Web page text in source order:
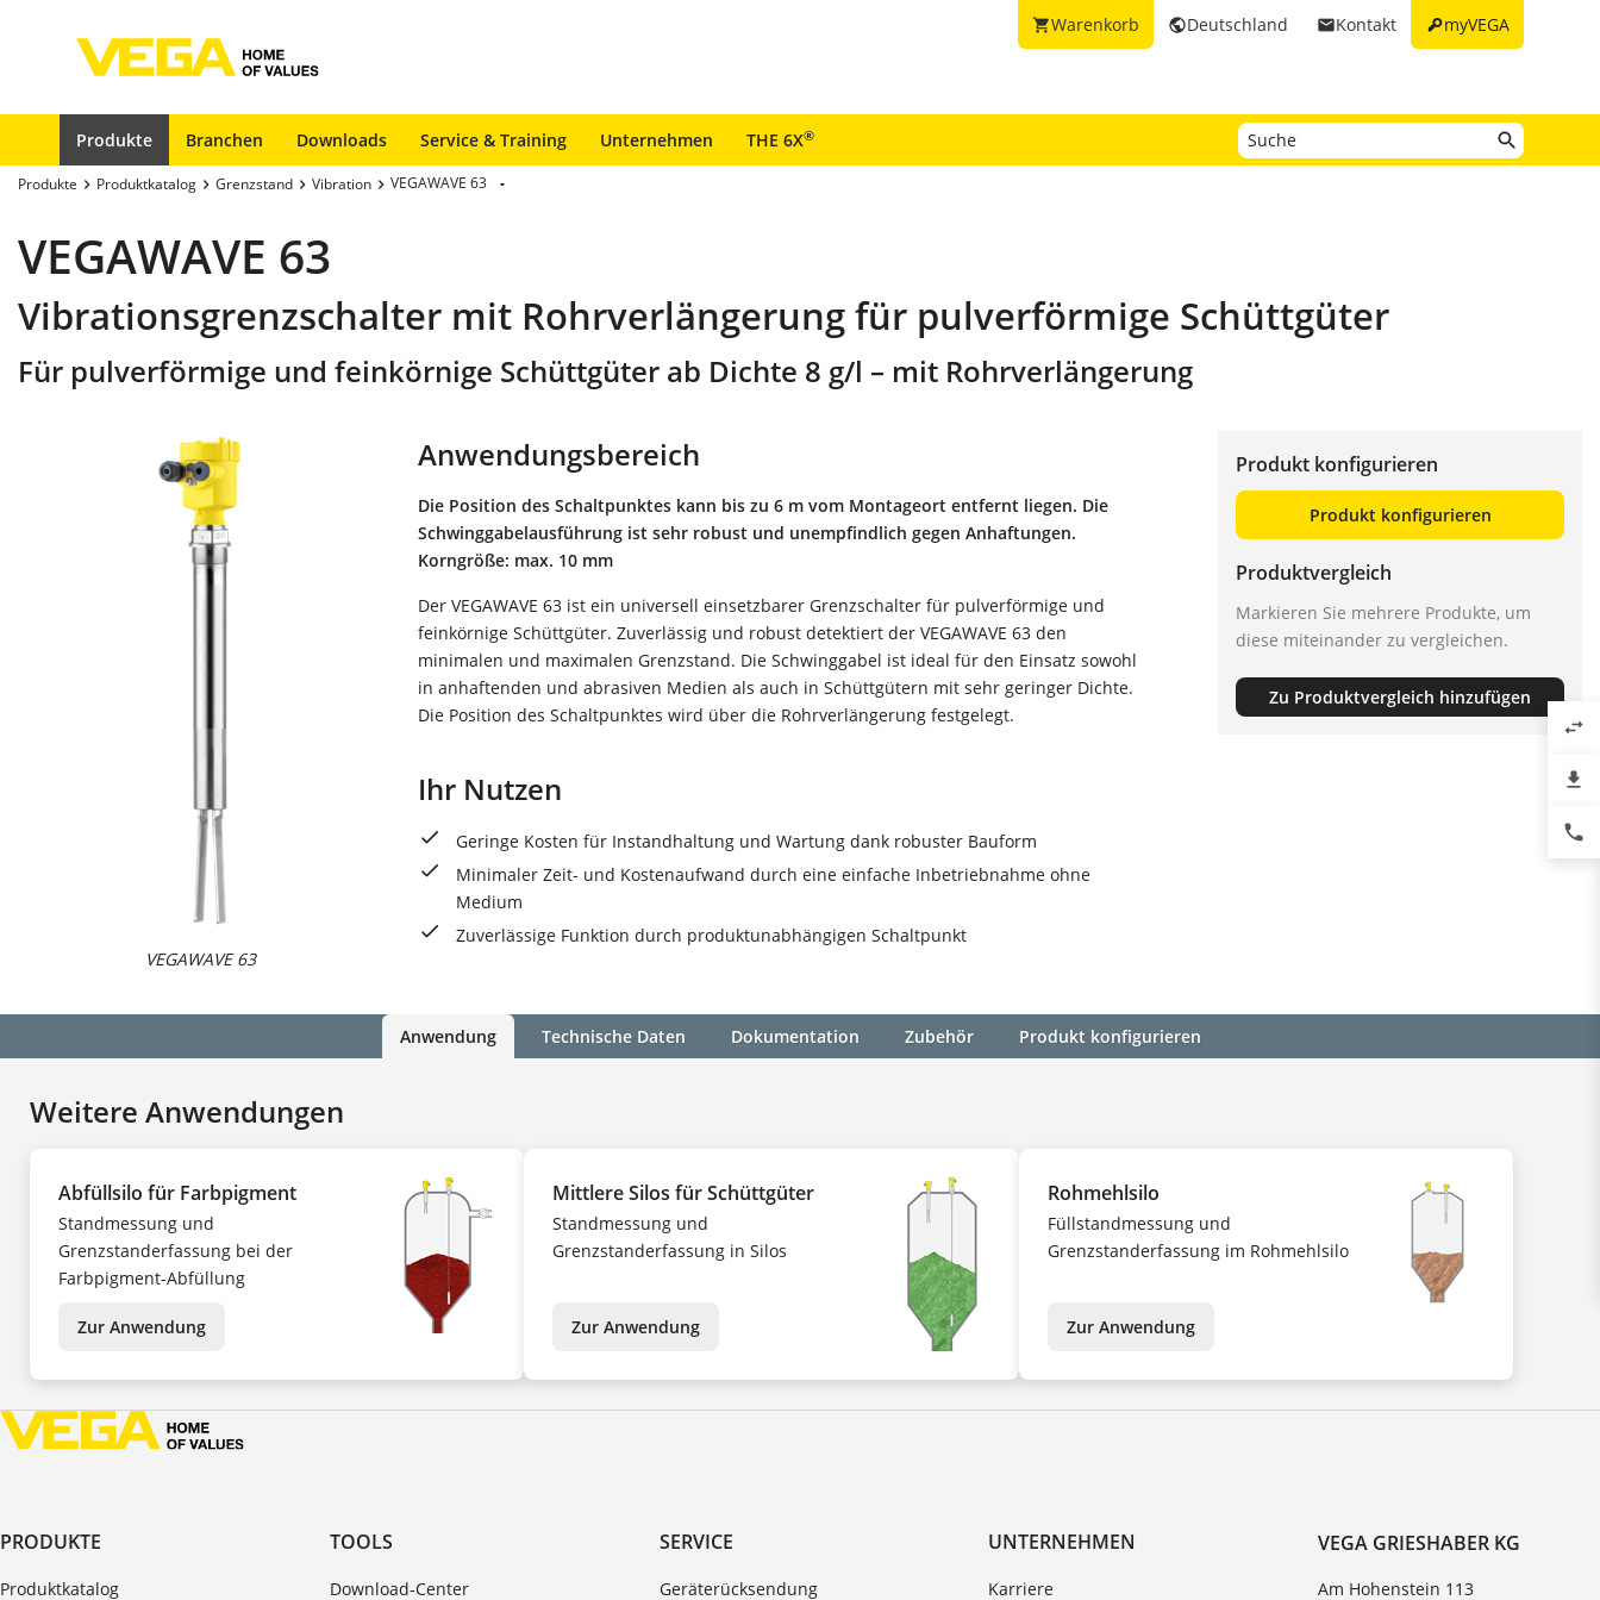
keymyVEGA
emailKontakt
publicDeutschland
shopping_cartWarenkorb
Produkte Branchen Downloads Service & Training Unternehmen THE 6X®
Produkte Produktkatalog Grenzstand Vibration VEGAWAVE 63
VEGAWAVE 63
Vibrationsgrenzschalter mit Rohrverlängerung für pulverförmige Schüttgüter
Für pulverförmige und feinkörnige Schüttgüter ab Dichte 8 g/l – mit Rohrverlängerung
VEGAWAVE 63
Anwendungsbereich
Die Position des Schaltpunktes kann bis zu 6 m vom Montageort entfernt liegen. Die
Schwinggabelausführung ist sehr robust und unempfindlich gegen Anhaftungen.
Korngröße: max. 10 mm
Der VEGAWAVE 63 ist ein universell einsetzbarer Grenzschalter für pulverförmige und
feinkörnige Schüttgüter. Zuverlässig und robust detektiert der VEGAWAVE 63 den
minimalen und maximalen Grenzstand. Die Schwinggabel ist ideal für den Einsatz sowohl
in anhaftenden und abrasiven Medien als auch in Schüttgütern mit sehr geringer Dichte.
Die Position des Schaltpunktes wird über die Rohrverlängerung festgelegt.
Ihr Nutzen
Geringe Kosten für Instandhaltung und Wartung dank robuster Bauform
Minimaler Zeit- und Kostenaufwand durch eine einfache Inbetriebnahme ohne
Medium
Zuverlässige Funktion durch produktunabhängigen Schaltpunkt
Produkt konfigurieren
Produkt konfigurieren
Produktvergleich
Markieren Sie mehrere Produkte, um
diese miteinander zu vergleichen.
Zu Produktvergleich hinzufügen
Anwendung Technische Daten Dokumentation Zubehör Produkt konfigurieren
Weitere Anwendungen
Abfüllsilo für Farbpigment
Standmessung und
Grenzstanderfassung bei der
Farbpigment-Abfüllung
Zur Anwendung
Mittlere Silos für Schüttgüter
Standmessung und
Grenzstanderfassung in Silos
Zur Anwendung
Rohmehlsilo
Füllstandmessung und
Grenzstanderfassung im Rohmehlsilo
Zur Anwendung
PRODUKTE
Produktkatalog
TOOLS
Download-Center
SERVICE
Geräterücksendung
UNTERNEHMEN
Karriere
VEGA GRIESHABER KG
Am Hohenstein 113
swap_horiz
file_download
phone